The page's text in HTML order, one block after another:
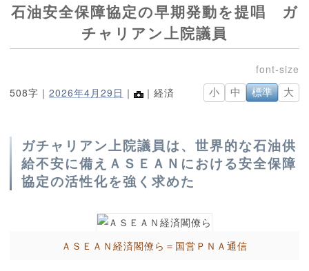
石油安全保障協定の早期発動を提唱 ガ
チャリアン上院議員
508字｜ 2026年4月29日 ｜ ｜経済 小 中 標準 大
ガチャリアン上院議員は、世界的な石油供
給不安に備えＡＳＥＡＮにおける安全保障
協定の活性化を強く求めた
ＡＳＥＡＮ経済閣僚ら＝国営ＰＮＡ通信